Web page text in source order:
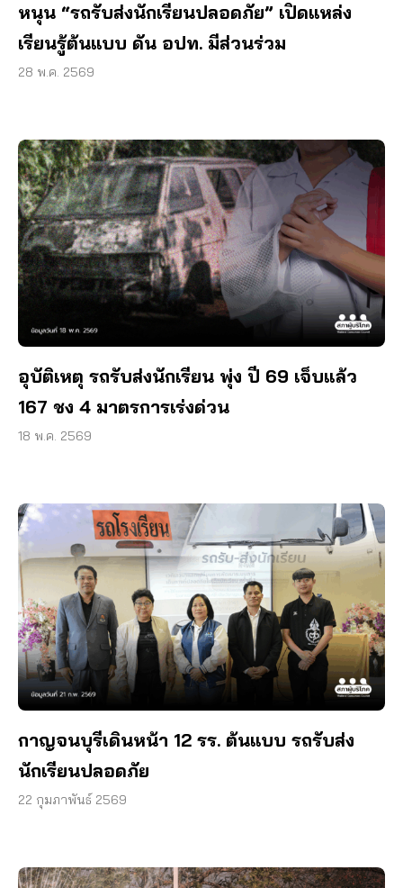
หนุน “รถรับส่งนักเรียนปลอดภัย” เปิดแหล่ง
เรียนรู้ต้นแบบ ดัน อปท. มีส่วนร่วม
28 พ.ค. 2569
อุบัติเหตุ รถรับส่งนักเรียน พุ่ง ปี 69 เจ็บแล้ว
167 ชง 4 มาตรการเร่งด่วน
18 พ.ค. 2569
กาญจนบุรีเดินหน้า 12 รร. ต้นแบบ รถรับส่ง
นักเรียนปลอดภัย
22 กุมภาพันธ์ 2569